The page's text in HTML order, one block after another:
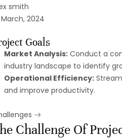
smith
March, 2024
Goals
Market Analysis:Conduct a
industry landscape to identify
Operational Efficiency:
and improve productivity.
Challenge Of